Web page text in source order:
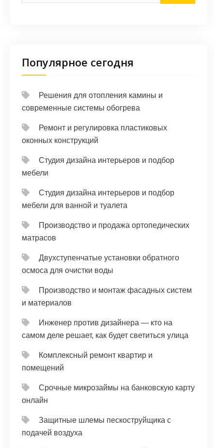
Популярное сегодня
Решения для отопления камины и
современные системы обогрева
Ремонт и регулировка пластиковых
оконных конструкций
Студия дизайна интерьеров и подбор
мебели
Студия дизайна интерьеров и подбор
мебели для ванной и туалета
Производство и продажа ортопедических
матрасов
Двухступенчатые установки обратного
осмоса для очистки воды
Производство и монтаж фасадных систем
и материалов
Инженер против дизайнера — кто на
самом деле решает, как будет светиться улица
Комплексный ремонт квартир и
помещений
Срочные микрозаймы на банковскую карту
онлайн
Защитные шлемы пескоструйщика с
подачей воздуха